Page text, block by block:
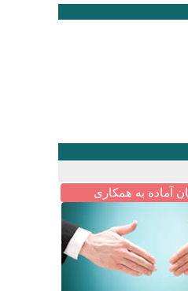
آماده به همکاری